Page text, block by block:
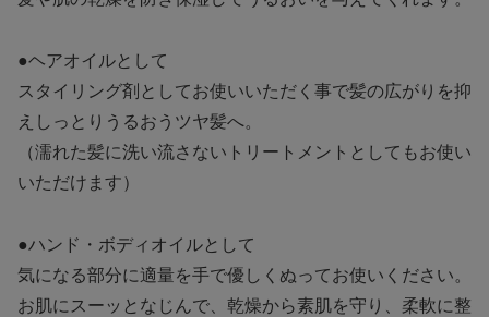
●ヘアオイルとして
スタイリング剤としてお使いいただく事で髪の広がりを抑
えしっとりうるおうツヤ髪へ。
（濡れた髪に洗い流さないトリートメントとしてもお使い
いただけます）
●ハンド・ボディオイルとして
気になる部分に適量を手で優しくぬってお使いください。
お肌にスーッとなじんで、乾燥から素肌を守り、柔軟に整